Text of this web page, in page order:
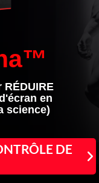
RÉDUIRE
en
science)
DE